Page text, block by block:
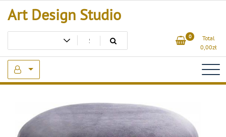
Art Design Studio
0
Total
0,00zł